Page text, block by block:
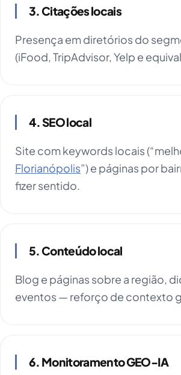
3. Citações locais
Presença em diretórios do
(iFood, TripAdvisor, Yelp e
4. SEO local
Site com keywords locais
Florianópolis”) e páginas por
fizer sentido.
5. Conteúdo local
Blog e páginas sobre a região,
eventos — reforço de contexto
6. Monitoramento GEO-IA